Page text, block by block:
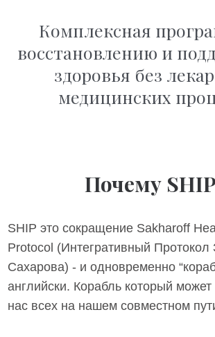
Комплексная
восстановлению и
здоровья без
медицинских
Почему
SHIP это сокращение Sakharoff
Protocol (Интегративный Протокол
Сахарова) - и одновременно
английски. Корабль который может
нас всех на нашем совместном